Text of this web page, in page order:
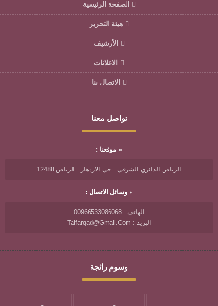
الصفحة الرئيسية
هيئة التحرير
الأرشيف
الاعلانات
الاتصال بنا
تواصل معنا
موقعنا :
الرياض الدائري الشرقي - حي الازدهار - الرياض 12488
وسائل الاتصال :
الهاتف : 00966533086068
البريد : Taifarqad@gmail.com
وسوم رائجة